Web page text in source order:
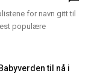
for navn gitt til
populære
til nå i